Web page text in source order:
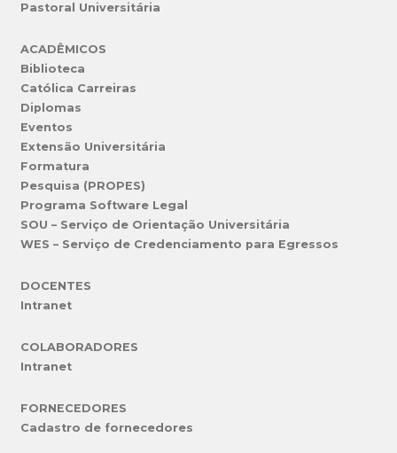
Pastoral Universitária
ACADÊMICOS
Biblioteca
Católica Carreiras
Diplomas
Eventos
Extensão Universitária
Formatura
Pesquisa (PROPES)
Programa Software Legal
SOU – Serviço de Orientação Universitária
WES – Serviço de Credenciamento para Egressos
DOCENTES
Intranet
COLABORADORES
Intranet
FORNECEDORES
Cadastro de fornecedores